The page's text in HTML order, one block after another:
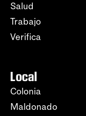
Salud
Trabajo
Verifica
Local
Colonia
Maldonado